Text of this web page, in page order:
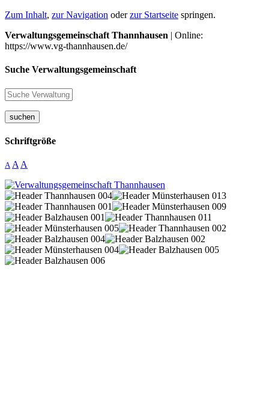
Zum Inhalt, zur Navigation oderzur Startseite springen.
Verwaltungsgemeinschaft Thannhausen | Online:
https://www.vg-thannhausen.de/
Suche Verwaltungsgemeinschaft
suchen
Schriftgröße
A A A